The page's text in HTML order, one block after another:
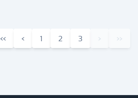
‹‹ ‹ 1 2 3 › ››